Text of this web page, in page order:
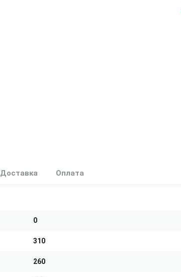
Доставка Оплата
0
310
260